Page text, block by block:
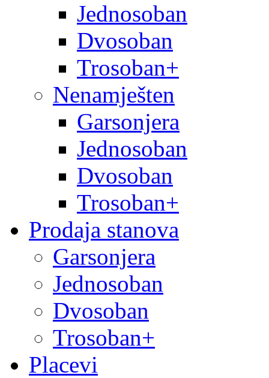
Jednosoban
Dvosoban
Trosoban+
Nenamješten
Garsonjera
Jednosoban
Dvosoban
Trosoban+
Prodaja stanova
Garsonjera
Jednosoban
Dvosoban
Trosoban+
Placevi